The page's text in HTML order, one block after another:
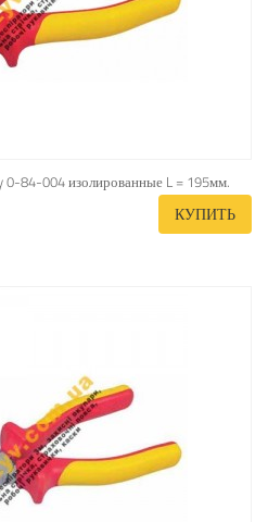
0-84-004 изолированные L = 195мм.
КУПИТЬ